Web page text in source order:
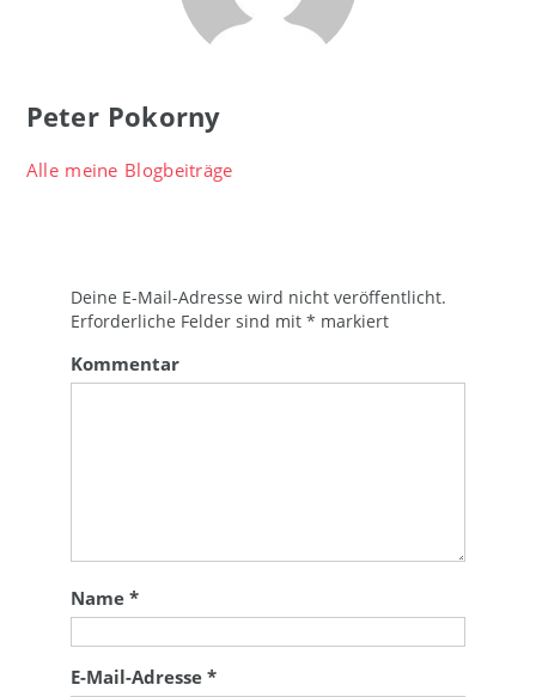
Peter Pokorny
Alle meine Blogbeiträge
Deine E-Mail-Adresse wird nicht veröffentlicht.
Erforderliche Felder sind mit* markiert
Kommentar
Name*
E-Mail-Adresse*